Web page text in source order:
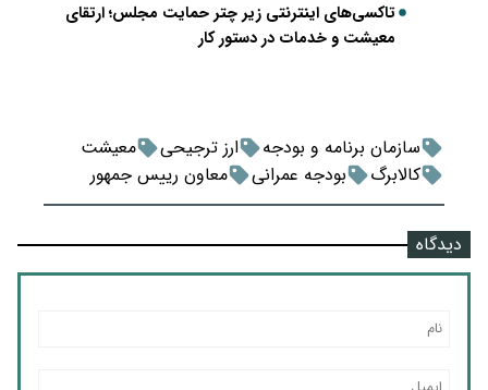
تاکسی‌های اینترنتی زیر چتر حمایت مجلس؛ ارتقای
معیشت و خدمات در دستور کار
سازمان برنامه و بودجه ارز ترجیحی
معیشت
کالابرگ
بودجه عمرانی معاون رییس جمهور
دیدگاه